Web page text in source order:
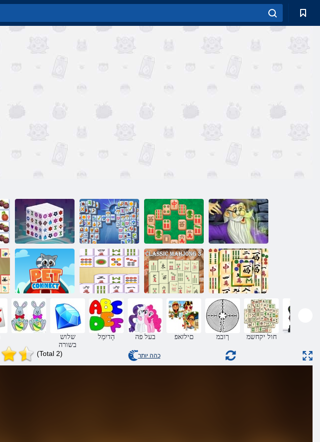
Mahjong
Dimensions
Mahjong
Fortuna
Mahjongg
Master 2
Magic גנו
דמחמ תייח
Mahjong יסאלק
רבחתה
Mahjong 3
Mahjong Titans
שלוש
בשורה
הָדיִמְל בעל פה םילזאפ ךובמ חול יקחשמ
(Total 2) כהה יותר